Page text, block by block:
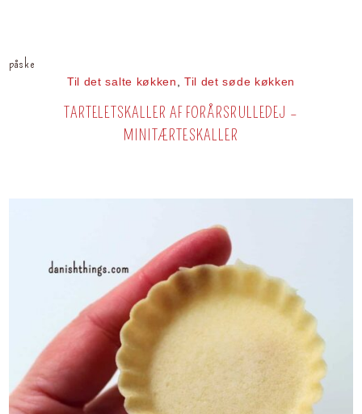
påske
Til det salte køkken ,Til det søde køkken
TARTELETSKALLER AF FORÅRSRULLEDEJ –
MINITÆRTESKALLER